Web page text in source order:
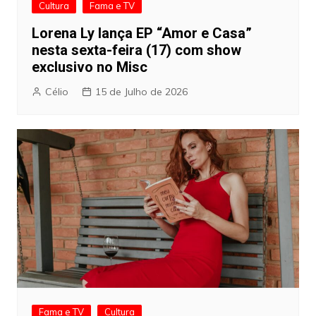
Cultura Fama e TV
Lorena Ly lança EP “Amor e Casa”
nesta sexta-feira (17) com show
exclusivo no Misc
Célio 15 de Julho de 2026
Fama e TV Cultura